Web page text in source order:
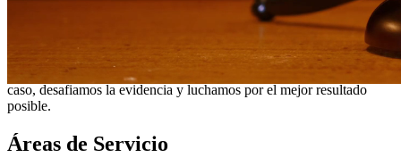
Los cargos de DWI en Texas conllevan penas severas que incluyen
multas, suspensión de licencia e incluso tiempo en la cárcel.
Nuestros abogados de DWI tienen amplia experiencia defendiendo a
clientes contra cargos de DWI. Investigamos cada aspecto de su
caso, desafiamos la evidencia y luchamos por el mejor resultado
posible.
Áreas de Servicio